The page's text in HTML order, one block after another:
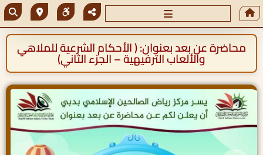
محاضرة عن بعد بعنوان: ( الأحكام الشرعية للملاهي
والألعاب الترفيهية – الجزء الثاني)